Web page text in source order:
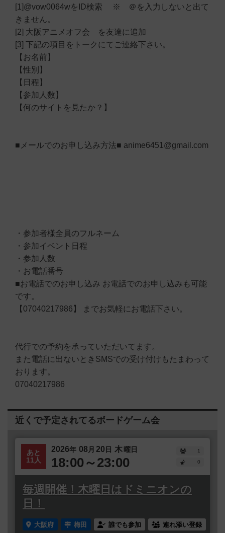
[1]@vow0064wをID検索 ※ ＠を入力しないと出て
きません。
[2] 大阪アニメオフ会 を友達に追加
[3] 下記の項目をトークにてご連絡下さい。
【お名前】
【性別】
【日程】
【参加人数】
【何のサイトを見たか？】
■メールでのお申し込み方法■ anime6451@gmail.com
・参加者様全員のフルネーム
・参加イベント日程
・参加人数
・お電話番号
■お電話でのお申し込み お電話でのお申し込みも可能
です。
【07040217986】 までお気軽にお電話下さい。
代行での予約を承っていただいてます。
また電話に出ないときSMSでの受け付けもたまわって
おります。
07040217986
近くで予定されてるボードゲーム会
あと
11人
2026年 08 月 20日 木曜日
18:00～23:00
1
0
毎週開催！木曜日はドミニオンの
日！
大阪府 梅田 誰でも参加 連れ添い登録